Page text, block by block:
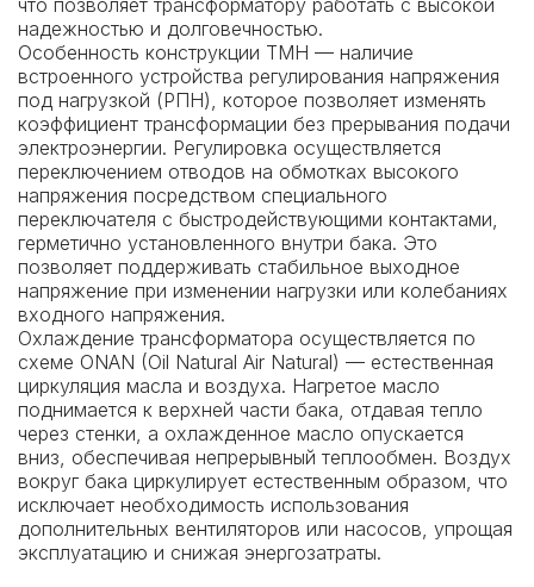
что позволяет трансформатору работать с высокой
надежностью и долговечностью.
Особенность конструкции ТМН — наличие
встроенного устройства регулирования напряжения
под нагрузкой (РПН), которое позволяет изменять
коэффициент трансформации без прерывания подачи
электроэнергии. Регулировка осуществляется
переключением отводов на обмотках высокого
напряжения посредством специального
переключателя с быстродействующими контактами,
герметично установленного внутри бака. Это
позволяет поддерживать стабильное выходное
напряжение при изменении нагрузки или колебаниях
входного напряжения.
Охлаждение трансформатора осуществляется по
схеме ONAN (Oil Natural Air Natural) — естественная
циркуляция масла и воздуха. Нагретое масло
поднимается к верхней части бака, отдавая тепло
через стенки, а охлажденное масло опускается
вниз, обеспечивая непрерывный теплообмен. Воздух
вокруг бака циркулирует естественным образом, что
исключает необходимость использования
дополнительных вентиляторов или насосов, упрощая
эксплуатацию и снижая энергозатраты.